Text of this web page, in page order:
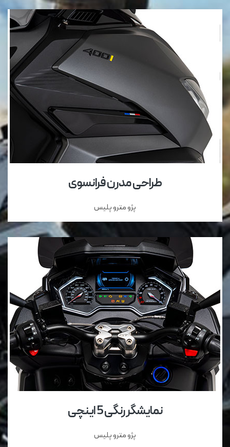
طراحی مدرن فرانسوی
پژو مترو پلیس
نمایشگر رنگی 5 اینچی
پژو مترو پلیس